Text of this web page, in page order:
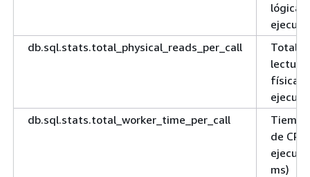
lógicas
db.sql.stats.total_physical_reads_per_call
Total
físicas
db.sql.stats.total_worker_time_per_call
de
ms)